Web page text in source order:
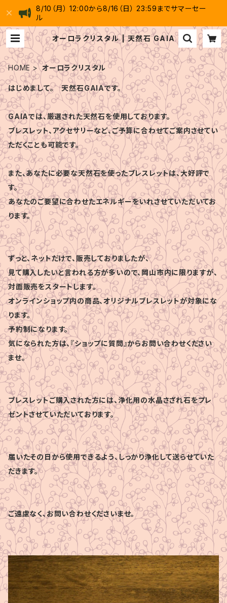
8/10（月） 12:00から8/16（日） 23:59までサマーセー
ル
オーロラクリスタル | 天然石 GAIA
HOME オーロラクリスタル
はじめまして。 天然石GAIAです。
GAIAでは、厳選された天然石を使用しております。
ブレスレット、アクセサリーなど、ご予算に合わせてご案内させてい
ただくことも可能です。
また、あなたに必要な天然石を使ったブレスレットは、大好評で
す。
あなたのご要望に合わせたエネルギーをいれさせていただいてお
ります。
ずっと、ネットだけで、販売しておりましたが、
見て購入したいと言われる方が多いので、岡山市内に限りますが、
対面販売をスタートします。
オンラインショップ内の商品、オリジナルブレスレットが対象にな
ります。
予約制になります。
気になられた方は、『ショップに質問』からお問い合わせください
ませ。
ブレスレットご購入された方には、浄化用の水晶さざれ石をプレ
ゼントさせていただいております。
届いたその日から使用できるよう、しっかり浄化して送らせていた
だきます。
ご遠慮なく、お問い合わせくださいませ。